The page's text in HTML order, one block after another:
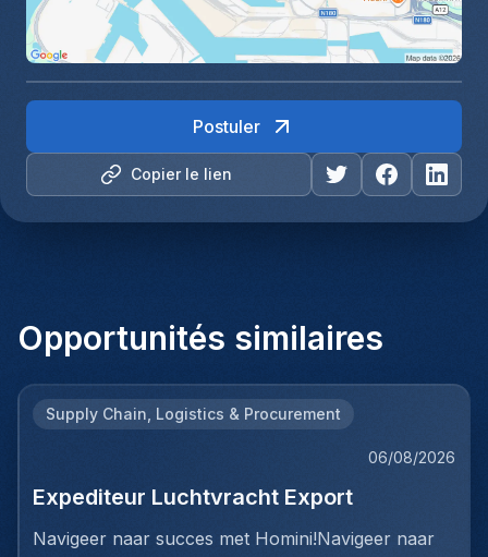
Copier le lien
Postuler
Opportunités similaires
Supply Chain, Logistics & Procurement
06/08/2026
Expediteur Luchtvracht Export
Navigeer naar succes met Homini!Navigeer naar